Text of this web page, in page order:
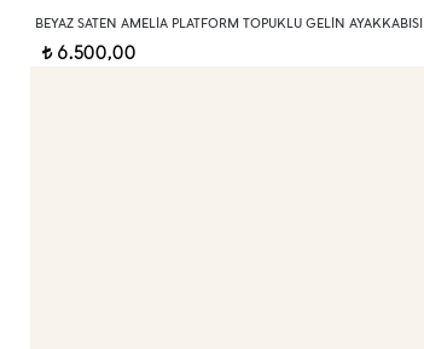
BEYAZ SATEN AMELIA PLATFORM TOPUKLU GELIN AYAKKABISI
t6.500,00